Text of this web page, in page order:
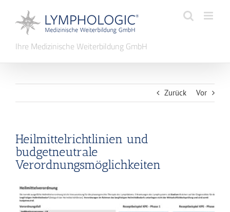
springen
Ihre Medizinische Weiterbildung GmbH
Zurück Vor
Heilmittelrichtlinien und
budgetneutrale
Verordnungsmöglichkeiten